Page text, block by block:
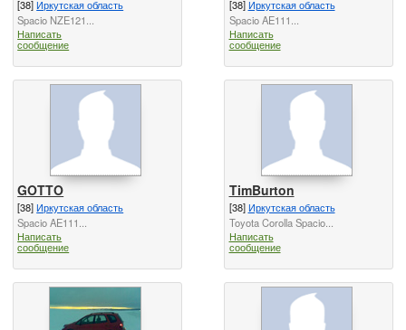
[38]Иркутская область
Spacio NZE121...
Написать
сообщение
[38]Иркутская область
Spacio AE111...
Написать
сообщение
GOTTO
[38]Иркутская область
Spacio AE111...
Написать
сообщение
TimBurton
[38]Иркутская область
Toyota Corolla Spacio...
Написать
сообщение